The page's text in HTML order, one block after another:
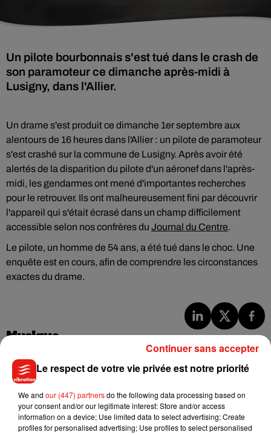
Un pilote bourbonnais s'est tué dans le crash de
son paramoteur ce dimanche après-midi à
Lusigny, dans l'Allier.
Un drame s'est produit ce dimanche 1er septembre aux
alentours de 16 heures dans l'Allier : un pilote de paramoteur
s'est crashé sur la commune de Lusigny. Après avoir été
alertés de la disparition du pilote d'un aéronef dans l'après-
midi, les gendarmes ont mené d'importantes recherches
pour le retrouver. Ils ont malheureusement fini par découvrir
l'appareil qui s'était écrasé dans un champ difficilement
accessible selon nos confrères du Journal du Centre.
Le pilote, un homme de 54 ans, a été tué dans le choc. Une
enquête est en cours, afin de comprendre les circonstances
exactes du drame.
Musique
5 août 2026
Becky G sur son nouveau single
Le respect de votre vie privée est notre priorité
We and our (447) partnersdo the following data processing based on
your consent and/or our legitimate interest: Store and/or access
information on a device; Use limited data to select advertising; Create
profiles for personalised advertising; Use profiles to select personalised
Continuer sans accepter